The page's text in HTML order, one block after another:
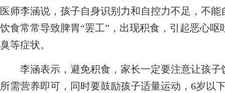
医师李涵说，孩子自身识别力和自控力不足，不
饮食常常导致脾胃“罢工”，出现积食，引起恶心
臭等症状。
李涵表示，避免积食，家长一定要注意让孩子
所需营养即可，同时要鼓励孩子适量运动，6岁以